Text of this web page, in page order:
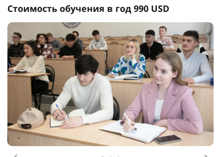
Стоимость обучения в год 990 USD